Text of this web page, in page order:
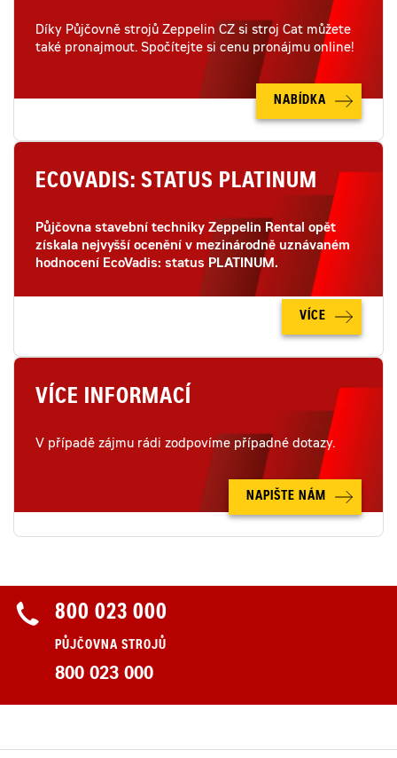
Díky Půjčovně strojů Zeppelin CZ si stroj Cat můžete
také pronajmout. Spočítejte si cenu pronájmu online!
NABÍDKA
ECOVADIS: STATUS PLATINUM
Půjčovna stavební techniky Zeppelin Rental opět
získala nejvyšší ocenění v mezinárodně uznávaném
hodnocení EcoVadis: status PLATINUM.
VÍCE
VÍCE INFORMACÍ
V případě zájmu rádi zodpovíme případné dotazy.
NAPIŠTE NÁM
800 023 000
PŮJČOVNA STROJŮ
800 023 000